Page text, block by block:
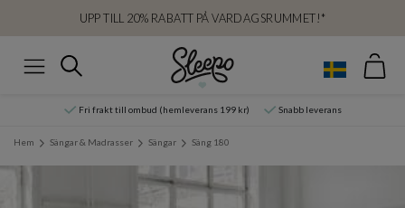
UPP TILL 20% RABATT PÅ VARDAGSRUMMET!*
Sök
Fri frakt till ombud (hemleverans 199 kr) Snabb leverans
Hem Sängar & Madrasser Sängar Säng 180